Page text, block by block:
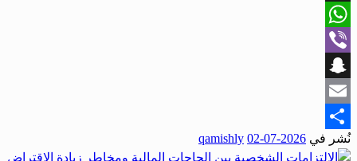
X
WhatsApp
Viber
Snapchat
Email
Share
نُشر في 2026-07-02
qamishly